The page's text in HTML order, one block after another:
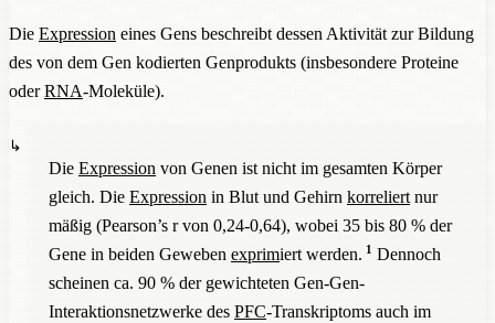
Die Expression eines Gens beschreibt dessen Aktivität zur Bildung
des von dem Gen kodierten Genprodukts (insbesondere Proteine
oderRNA-Moleküle).
Die Expression von Genen ist nicht im gesamten Körper
gleich. Die Expression in Blut und Gehirn korreliert nur
mäßig (Pearson’s r von 0,24-0,64), wobei 35 bis 80 % der
Gene in beiden Geweben exprimiert werden. 1 Dennoch
scheinen ca. 90 % der gewichteten Gen-Gen-
Interaktionsnetzwerke des PFC-Transkriptoms auch im